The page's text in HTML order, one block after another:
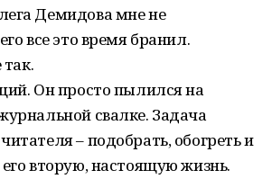
Демидова мне не
все это время бранил.
так.
Он просто пылился на
свалке. Задача
– подобрать, обогреть и
вторую, настоящую жизнь.